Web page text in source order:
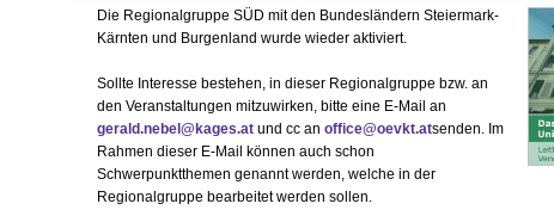
Die Regionalgruppe SÜD mit den Bundesländern Steiermark-
Kärnten und Burgenland wurde wieder aktiviert.
Sollte Interesse bestehen, in dieser Regionalgruppe bzw. an
den Veranstaltungen mitzuwirken, bitte eine E-Mail an
gerald.nebel@kages.at und cc an office@oevkt.atsenden. Im
Rahmen dieser E-Mail können auch schon
Schwerpunktthemen genannt werden, welche in der
Regionalgruppe bearbeitet werden sollen.